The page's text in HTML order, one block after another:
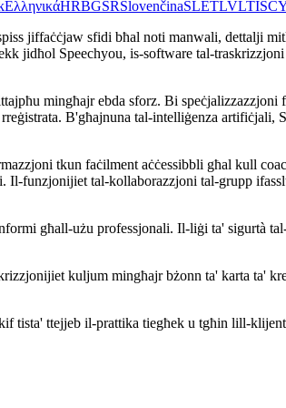
ΕλληνικάHRBGSRSlovenčinaSLETLVLTIS
jiffaċċjaw sfidi bħal noti manwali, dettalji
jidħol Speechyou, is-software tal-
mingħajr ebda sforz. Bi
B'għajnuna tal-intelliġenza artifiċjali,
tkun faċilment aċċessibbli għal kull
Il-funzjonijiet tal-kollaborazzjoni tal-grupp
għall-użu professjonali. Il-liġi ta' sigurtà
kuljum mingħajr bżonn ta' karta ta'
tista' ttejjeb il-prattika tiegħek u tgħin lill-